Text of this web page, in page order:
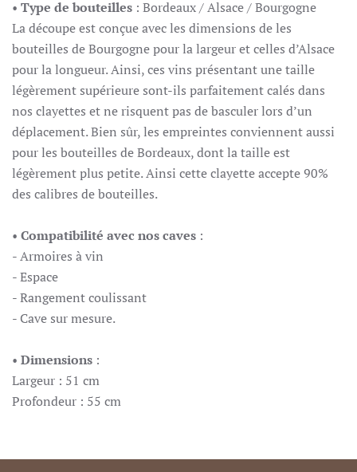
• Type de bouteilles : Bordeaux / Alsace / Bourgogne
La découpe est conçue avec les dimensions de les
bouteilles de Bourgogne pour la largeur et celles d’Alsace
pour la longueur. Ainsi, ces vins présentant une taille
légèrement supérieure sont-ils parfaitement calés dans
nos clayettes et ne risquent pas de basculer lors d’un
déplacement. Bien sûr, les empreintes conviennent aussi
pour les bouteilles de Bordeaux, dont la taille est
légèrement plus petite. Ainsi cette clayette accepte 90%
des calibres de bouteilles.
• Compatibilité avec nos caves :
- Armoires à vin
- Espace
- Rangement coulissant
- Cave sur mesure.
• Dimensions :
Largeur : 51 cm
Profondeur : 55 cm